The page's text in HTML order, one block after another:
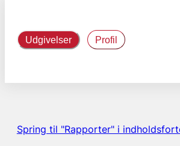
Udgivelser Profil
Spring til "Rapporter" i